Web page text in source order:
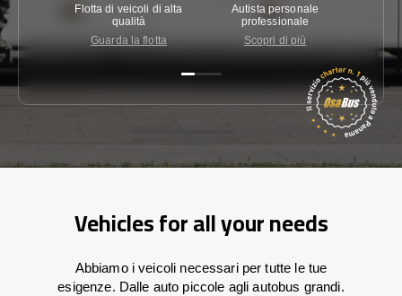
Flotta di veicoli di alta
qualità
Guarda la flotta
Autista personale
professionale
Scopri di più
Vehicles for all your needs
Abbiamo i veicoli necessari per tutte le tue
esigenze. Dalle auto piccole agli autobus grandi.